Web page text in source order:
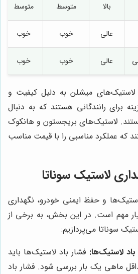
بالا متوسط متوسط
عالی خوب خوب
عالی خوب خوب
میشلن به دلیل کیفیت و
برای رانندگانی هستند که به دنبال
لاستیک‌های بریجستون و هانکوک
که عملکرد مناسبی را با قیمت مناسب
لاستیک سوناتا
و حفظ ایمنی خودرو، نگهداری
مهم است. در این بخش، به برخی از
سوناتا می‌پردازیم:
لاستیک‌ها: فشار باد لاستیک‌ها باید
ماهی یک بار بررسی شود. فشار باد